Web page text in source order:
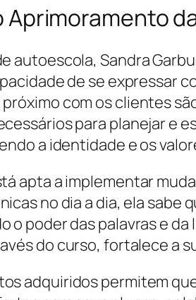
Aprimoramento
autoescola, Sandra
de se expressar
com os clientes
para planejar e
a identidade e os
apta a implementar
no dia a dia, ela
o poder das palavras e
do curso, fortalece a
adquiridos permitem